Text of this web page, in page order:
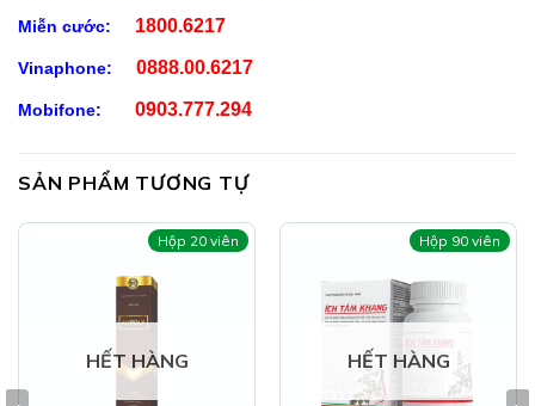
L-Carnitine fumarate:……………………………………………..20mg
Magnesi (dưới dạng Magnesi lactat):…………………………
8mg
Selen (dưới dạng sinh khối khô của nấm men):
……….30mcg
Phụ liệu: Chất độn (cellulose vi tinh thể), lactose,
dicalci hydro phosphat, tinh bột bắp, màng bao
Opadry AMB II white, chất ổn định (polyvinyl
pirrolidon), chất chống đông vón (magnesi stearat,
silicon dioxide), starch sodium glycolate vừa đủ
Miễn cước: 1800.6217
Vinaphone: 0888.00.6217
Mobifone: 0903.777.294
SẢN PHẨM TƯƠNG TỰ
Hộp 20 viên
HẾT HÀNG
Hộp 90 viên
HẾT HÀNG